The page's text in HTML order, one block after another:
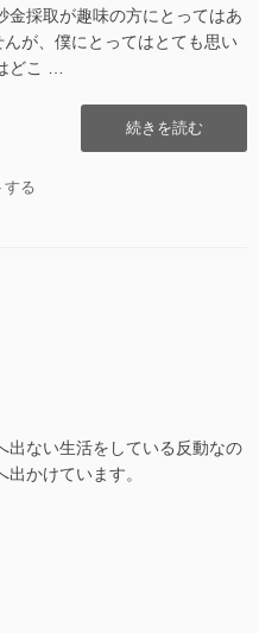
金採取が趣味の方にとってはあ
が、僕にとってはとても思い
どこ …
“丹
波
続きを読む
する
出ない生活をしている反動なの
かけています。